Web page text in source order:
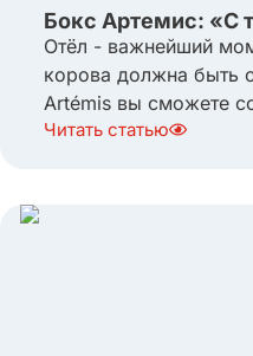
Бокс Артемис: «С
Отёл - важнейший
корова должна быть
Artémis вы сможете
Читать статью